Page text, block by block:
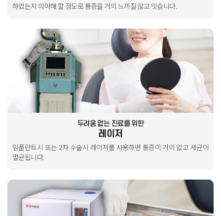
하였는지 의아해 할 정도로 통증을 거의 느끼질 않고 잇습니다.
두려움 없는 진료를 위한
레이저
임플란트시 또는 2차 수술시 레이저를 사용하면 통증이 거의 없고 세균이
멸균됩니다.